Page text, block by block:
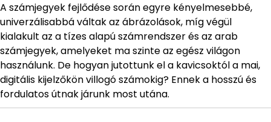
A számjegyek fejlődése során egyre kényelmesebbé,
univerzálisabbá váltak az ábrázolások, míg végül
kialakult az a tízes alapú számrendszer és az arab
számjegyek, amelyeket ma szinte az egész világon
használunk. De hogyan jutottunk el a kavicsoktól a mai,
digitális kijelzőkön villogó számokig? Ennek a hosszú és
fordulatos útnak járunk most utána.